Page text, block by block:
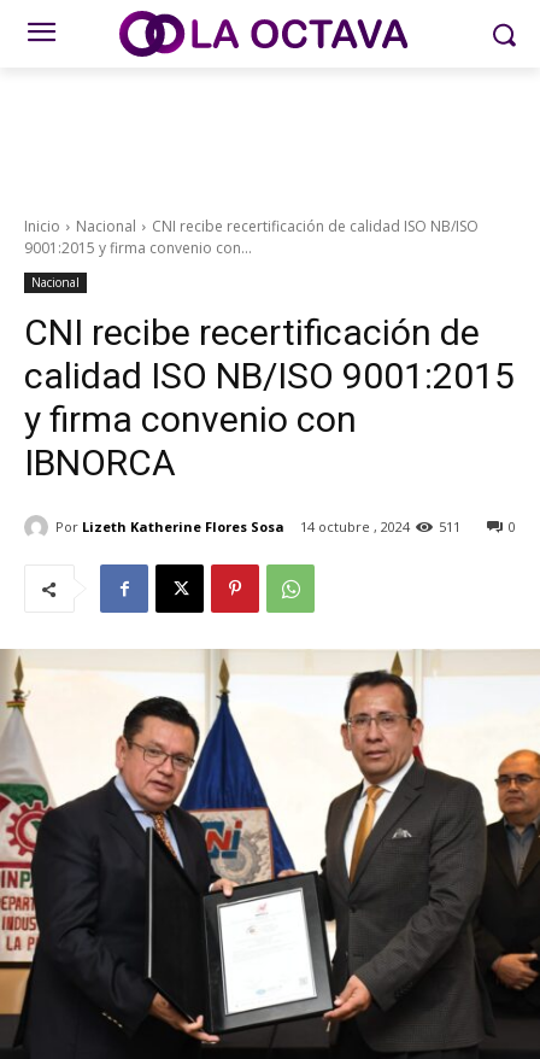
Inicio Nacional
CNI recibe recertificación de calidad ISO NB/ISO
9001:2015 y firma convenio con...
Nacional
CNI recibe recertificación de
calidad ISO NB/ISO 9001:2015
y firma convenio con
IBNORCA
Por Lizeth Katherine Flores Sosa 14 octubre , 2024 0
511